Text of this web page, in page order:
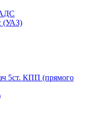
(УАЗ)
5ст. КПП (прямого